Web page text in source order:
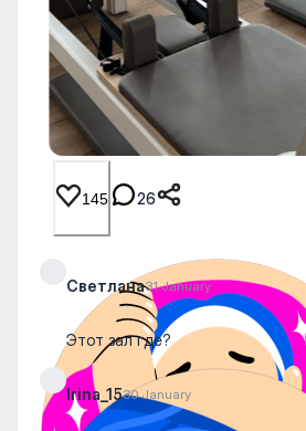
145 26
Светлана31 January
Этот зал где?
Irina_1530 January